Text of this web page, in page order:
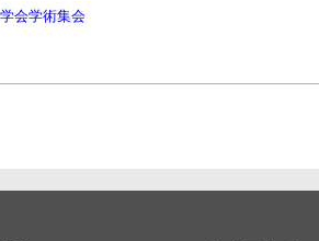
会学術集会